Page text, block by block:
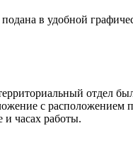
в удобной
отдел
с
часах работы.